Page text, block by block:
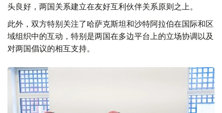
头良好，两国关系建立在友好互利伙伴关系原则之上。
此外，双方特别关注了哈萨克斯坦和沙特阿拉伯在国际和区
域组织中的互动，特别是两国在多边平台上的立场协调以及
对两国倡议的相互支持。